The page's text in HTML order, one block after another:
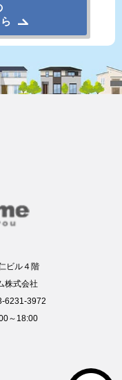
ビル４階
株式会社
6231-3972
～18:00